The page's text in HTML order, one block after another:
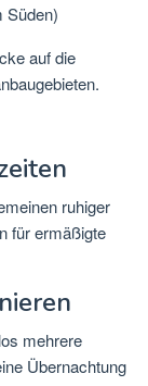
Süden)
auf die
ruhiger
für ermäßigte
mehrere
Übernachtung